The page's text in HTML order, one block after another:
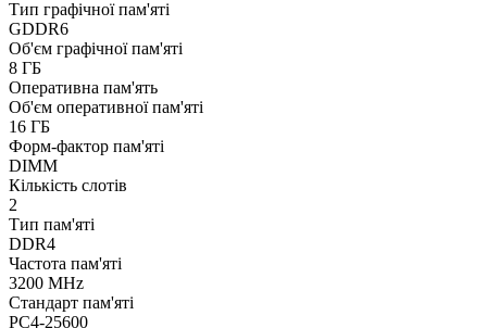
Тип графічної пам'яті
GDDR6
Об'єм графічної пам'яті
8 ГБ
Оперативна пам'ять
Об'єм оперативної пам'яті
16 ГБ
Форм-фактор пам'яті
DIMM
Кількість слотів
2
Тип пам'яті
DDR4
Частота пам'яті
3200 MHz
Стандарт пам'яті
PC4-25600